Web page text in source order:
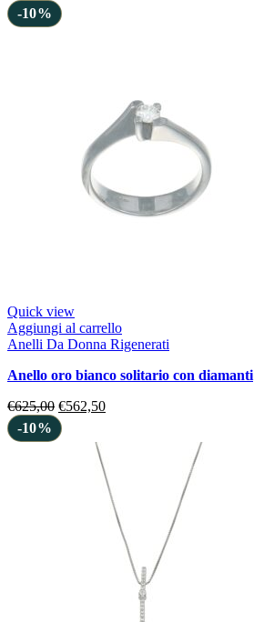
-10%
Quick view
Aggiungi al carrello
Anelli Da Donna Rigenerati
anello oro bianco solitario con diamanti
€625,00 €562,50
-10%